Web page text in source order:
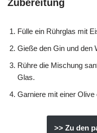
Zubereitung
Fülle ein Rührglas mit
Gieße den Gin und den
Rühre die Mischung
Glas.
Garniere mit einer
>> Zu den